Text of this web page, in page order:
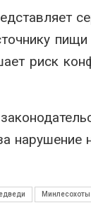
риск